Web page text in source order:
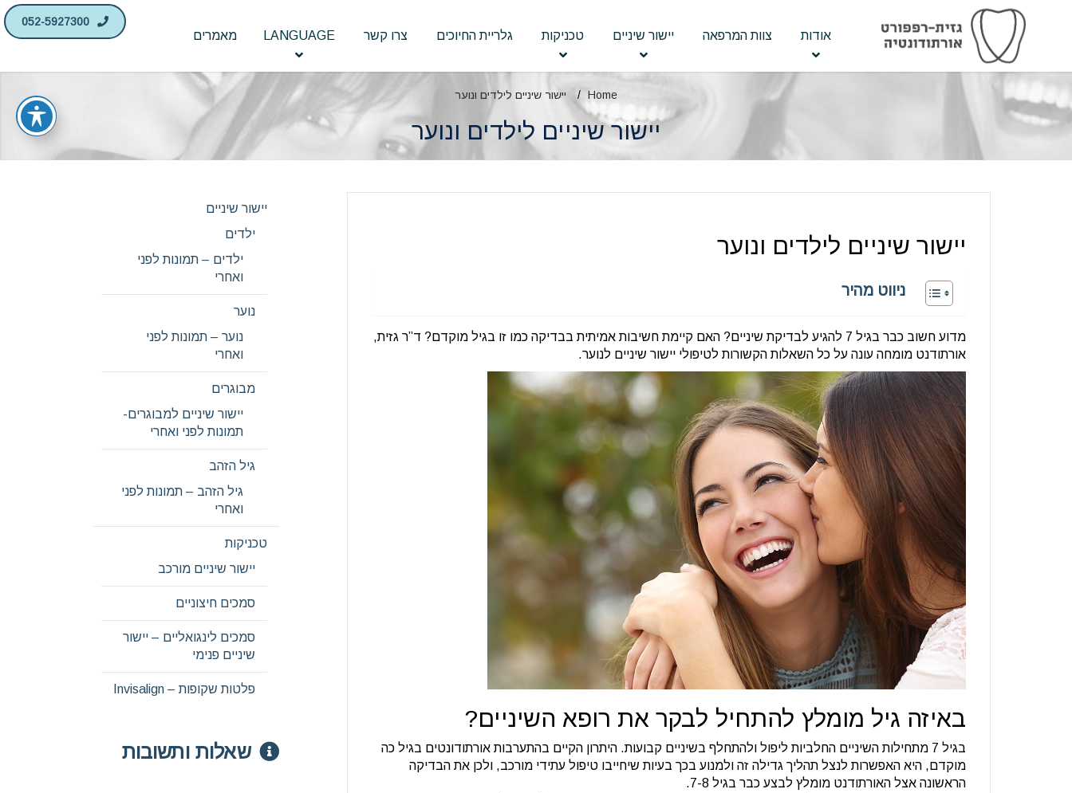
אודות צוות המרפאה יישור שיניים טכניקות גלריית החיוכים צרו קשר LANGUAGE מאמרים
Home יישור שיניים לילדים ונוער
יישור שיניים לילדים ונוער
יישור שיניים לילדים ונוער
ניווט מהיר
מדוע חשוב כבר בגיל 7 להגיע לבדיקת שיניים? האם קיימת חשיבות אמיתית בבדיקה כמו זו בגיל מוקדם? ד”ר גזית,
אורתודנט מומחה עונה על כל השאלות הקשורות לטיפולי יישור שיניים לנוער.
באיזה גיל מומלץ להתחיל לבקר את רופא השיניים?
בגיל 7 מתחילות השיניים החלביות ליפול ולהתחלף בשיניים קבועות. היתרון הקיים בהתערבות אורתודונטים בגיל כה
מוקדם, היא האפשרות לנצל תהליך גדילה זה ולמנוע בכך בעיות שיחייבו טיפול עתידי מורכב, ולכן את הבדיקה
הראשונה אצל האורתודנט מומלץ לבצע כבר בגיל 7-8.
יישור שיניים
ילדים
ילדים – תמונות לפני
ואחרי
נוער
נוער – תמונות לפני
ואחרי
מבוגרים
יישור שיניים למבוגרים-
תמונות לפני ואחרי
גיל הזהב
גיל הזהב – תמונות לפני
ואחרי
טכניקות
יישור שיניים מורכב
סמכים חיצוניים
סמכים לינגואליים – יישור
שיניים פנימי
פלטות שקופות – Invisalign
שאלות ותשובות
052-5927300